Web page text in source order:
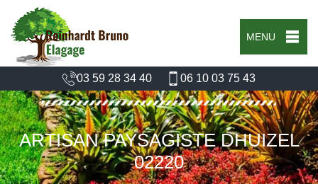
MENU
03 59 28 34 40 06 10 03 75 43
ARTISAN PAYSAGISTE DHUIZEL
02220